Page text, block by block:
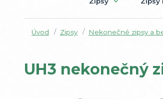
Úvod Zipsy Nekonečné zipsy a
UH3 nekonečný